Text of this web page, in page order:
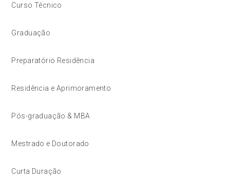
Curso Técnico
Graduação
Preparatório Residência
Residência e Aprimoramento
Pós-graduação & MBA
Mestrado e Doutorado
Curta Duração